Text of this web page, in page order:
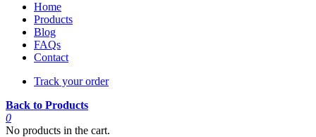
Home
Products
Blog
FAQs
Contact
Track your order
Back to Products
0
No products in the cart.